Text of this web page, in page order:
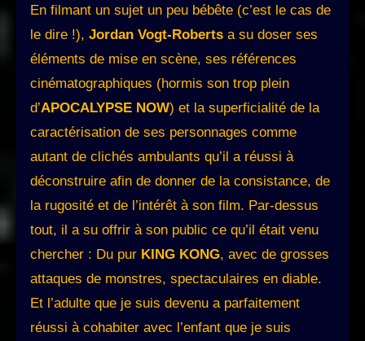
En filmant un sujet un peu bébête (c’est le cas de
le dire !), Jordan Vogt-Roberts a su doser ses
éléments de mise en scène, ses références
cinématographiques (hormis son trop plein
d’APOCALYPSE NOW) et la superficialité de la
caractérisation de ses personnages comme
autant de clichés ambulants qu’il a réussi à
déconstruire afin de donner de la consistance, de
la rugosité et de l’intérêt à son film. Par-dessus
tout, il a su offrir à son public ce qu’il était venu
chercher : Du pur KING KONG, avec de grosses
attaques de monstres, spectaculaires en diable.
Et l’adulte que je suis devenu a parfaitement
réussi à cohabiter avec l’enfant que je suis